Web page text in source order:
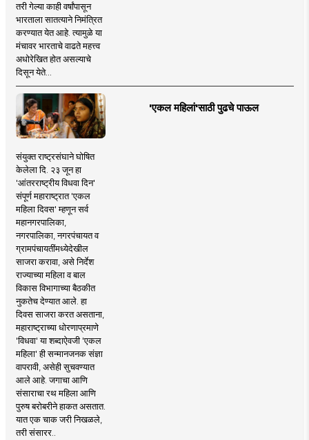
तरी गेल्या काही वर्षांपासून
भारताला सातत्याने निमंत्रित
करण्यात येत आहे. त्यामुळे या
मंचावर भारताचे वाढते महत्त्व
अधोरेखित होत असल्याचे
दिसून येते...
'एकल महिलां'साठी पुढचे पाऊल
संयुक्त राष्ट्रसंघाने घोषित
केलेला दि. २३ जून हा
'आंतरराष्ट्रीय विधवा दिन'
संपूर्ण महाराष्ट्रात 'एकल
महिला दिवस' म्हणून सर्व
महानगरपालिका,
नगरपालिका, नगरपंचायत व
ग्रामपंचायतींमध्येदेखील
साजरा करावा, असे निर्देश
राज्याच्या महिला व बाल
विकास विभागाच्या बैठकीत
नुकतेच देण्यात आले. हा
दिवस साजरा करत असताना,
महाराष्ट्राच्या धोरणाप्रमाणे
'विधवा' या शब्दाऐवजी 'एकल
महिला' ही सन्मानजनक संज्ञा
वापरावी, असेही सुचवण्यात
आले आहे. जगाचा आणि
संसाराचा रथ महिला आणि
पुरुष बरोबरीने हाकत असतात.
यात एक चाक जरी निखळले,
तरी संसारर..